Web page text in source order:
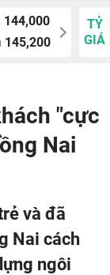
144,000
145,200
TỶ
GIÁ
"cực
Nai
và đã
Nai cách
ngôi